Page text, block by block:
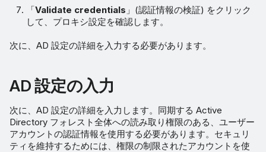
「Validate credentials 」(認証情報の検証) をクリック
して、プロキシ設定を確認します。
次に、AD 設定の詳細を入力する必要があります。
AD 設定の入力
次に、AD 設定の詳細を入力します。同期する Active
Directory フォレスト全体への読み取り権限のある、ユーザー
アカウントの認証情報を使用する必要があります。セキュリ
ティを維持するためには、権限の制限されたアカウントを使